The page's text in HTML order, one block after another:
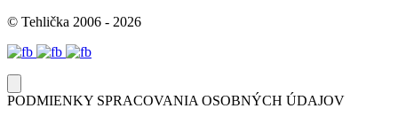
© Tehlička 2006 - 2026
PODMIENKY SPRACOVANIA OSOBNÝCH ÚDAJOV